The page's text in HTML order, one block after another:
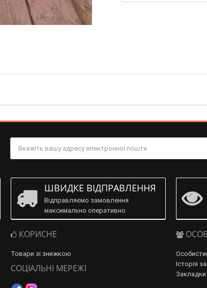
ШВИДКЕ ВІДПРАВЛЕННЯ
Відправляємо замовлення
максимально оперативно
КОРИСНЕ
Товари зі знижкою
СОЦІАЛЬНІ МЕРЕЖІ
Історія
Закладки